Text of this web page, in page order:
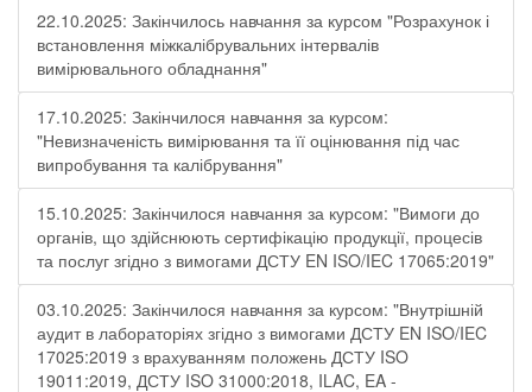
22.10.2025: Закінчилось навчання за курсом "Розрахунок і
встановлення міжкалібрувальних інтервалів
вимірювального обладнання"
17.10.2025: Закінчилося навчання за курсом:
"Невизначеність вимірювання та її оцінювання під час
випробування та калібрування"
15.10.2025: Закінчилося навчання за курсом: "Вимоги до
органів, що здійснюють сертифікацію продукції, процесів
та послуг згідно з вимогами ДСТУ EN ISO/IEC 17065:2019"
03.10.2025: Закінчилося навчання за курсом: "Внутрішній
аудит в лабораторіях згідно з вимогами ДСТУ EN ISO/IEC
17025:2019 з врахуванням положень ДСТУ ISO
19011:2019, ДСТУ ISO 31000:2018, ILAC, EA -